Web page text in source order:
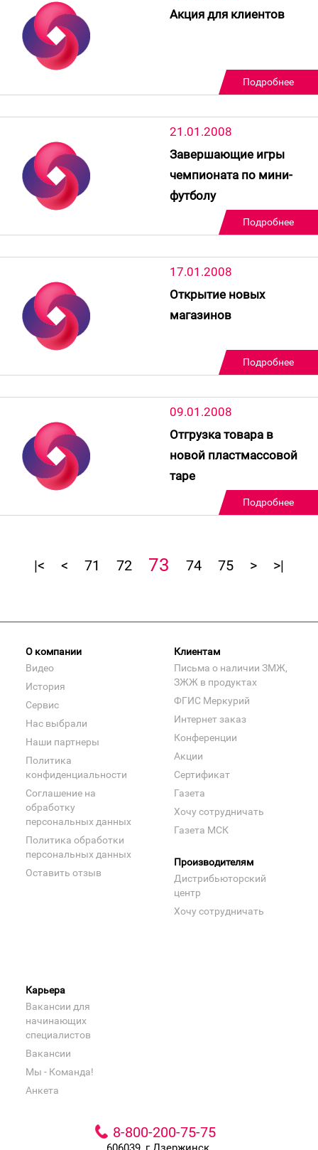
Акция для клиентов
Подробнее
21.01.2008
Завершающие игры
чемпионата по мини-
футболу
Подробнее
17.01.2008
Открытие новых
магазинов
Подробнее
09.01.2008
Отгрузка товара в
новой пластмассовой
таре
Подробнее
|< < 71 72 73 74 75 > >|
О компании
Видео
История
Сервис
Нас выбрали
Наши партнеры
Политика
конфиденциальности
Соглашение на
обработку
персональных данных
Политика обработки
персональных данных
Оставить отзыв
Клиентам
Письма о наличии ЗМЖ,
ЗЖЖ в продуктах
ФГИС Меркурий
Интернет заказ
Конференции
Акции
Сертификат
Газета
Хочу сотрудничать
Газета МСК
Производителям
Дистрибьюторский
центр
Хочу сотрудничать
Карьера
Вакансии для
начинающих
специалистов
Вакансии
Мы - Команда!
Анкета
8-800-200-75-75